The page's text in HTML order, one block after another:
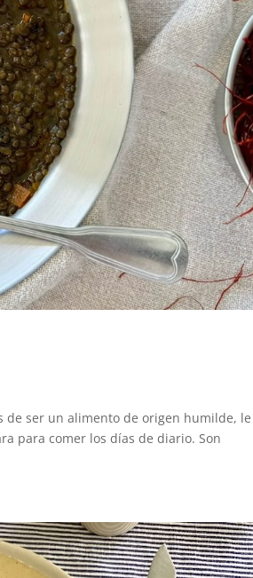
de ser un alimento de origen humilde, le
para comer los días de diario. Son